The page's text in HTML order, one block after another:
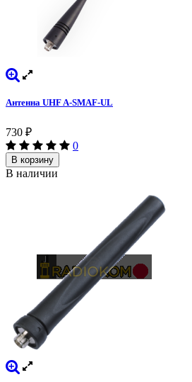
Антенна UHF A-SMAF-UL
730 ₽
0
В корзину
В наличии